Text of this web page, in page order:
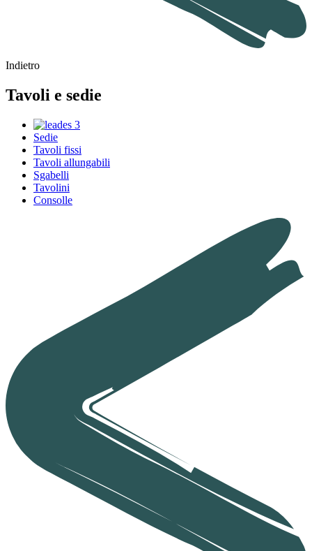
Indietro
Tavoli e sedie
Sedie
Tavoli fissi
Tavoli allungabili
Sgabelli
Tavolini
Consolle